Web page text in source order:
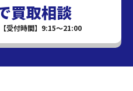
買取相談
受付時間】9:15～21:00